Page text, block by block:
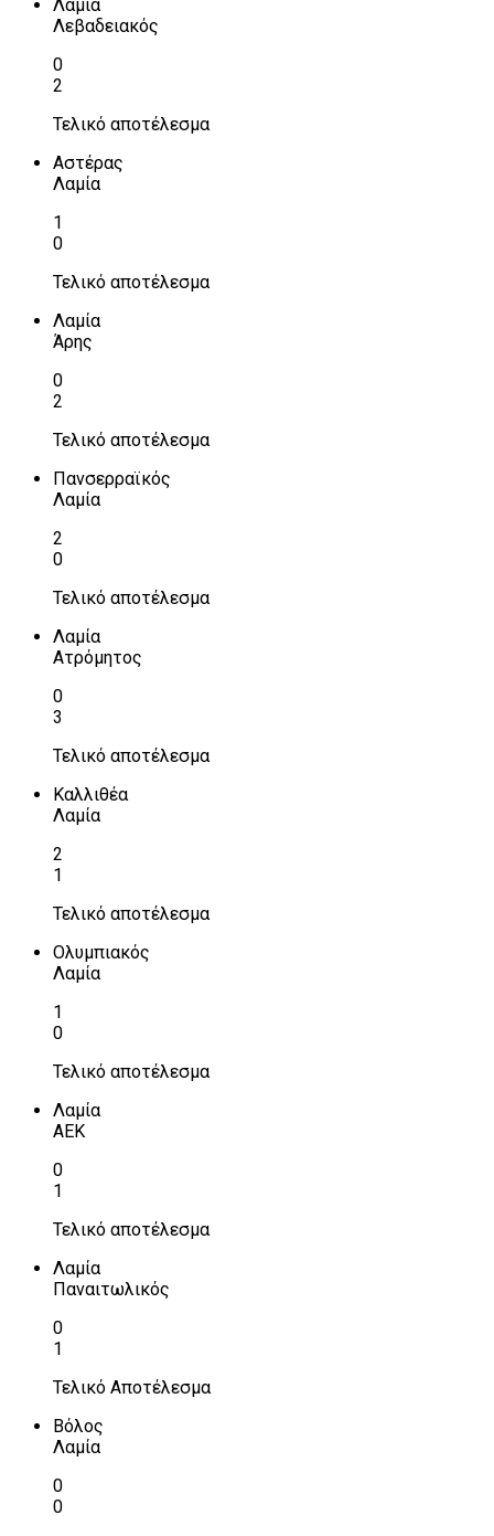
Λαμία
Λεβαδειακός
0
2
Τελικό αποτέλεσμα
Αστέρας
Λαμία
1
0
Τελικό αποτέλεσμα
Λαμία
Άρης
0
2
Τελικό αποτέλεσμα
Πανσερραϊκός
Λαμία
2
0
Τελικό αποτέλεσμα
Λαμία
Ατρόμητος
0
3
Τελικό αποτέλεσμα
Καλλιθέα
Λαμία
2
1
Τελικό αποτέλεσμα
Ολυμπιακός
Λαμία
1
0
Τελικό αποτέλεσμα
Λαμία
ΑΕΚ
0
1
Τελικό αποτέλεσμα
Λαμία
Παναιτωλικός
0
1
Τελικό Αποτέλεσμα
Βόλος
Λαμία
0
0